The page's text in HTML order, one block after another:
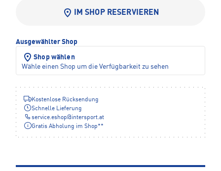
IM SHOP RESERVIEREN
Ausgewählter Shop
Shop wählen
Wähle einen Shop um die Verfügbarkeit zu sehen
Kostenlose Rücksendung
Schnelle Lieferung
service.eshop@intersport.at
Gratis Abholung im Shop**